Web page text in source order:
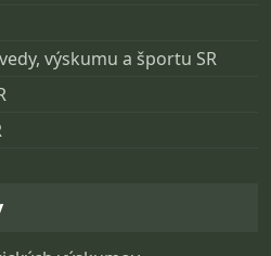
výskumu a športu SR